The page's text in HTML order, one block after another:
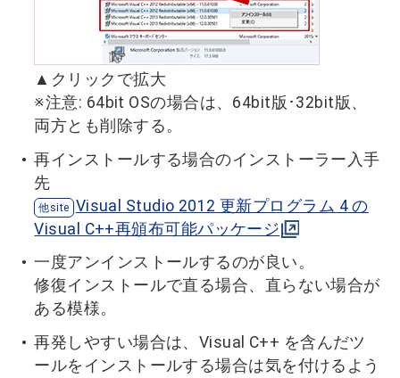
▲クリックで拡大
※注意: 64bit OSの場合は、64bit版･32bit版、
両方とも削除する。
再インストールする場合のインストーラー入手
先
Visual Studio 2012 更新プログラム 4 の
Visual C++再頒布可能パッケージ
一度アンインストールするのが良い。
修復インストールで直る場合、直らない場合が
ある模様。
再発しやすい場合は、Visual C++ を含んだツ
ールをインストールする場合は気を付けるよう